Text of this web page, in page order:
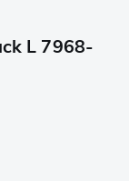
L 7968-